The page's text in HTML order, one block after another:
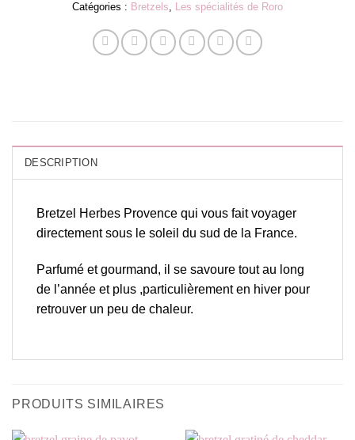
Catégories : Bretzels, Les spécialités de Roro
DESCRIPTION
Bretzel Herbes Provence qui vous fait voyager
directement sous le soleil du sud de la France.
Parfumé et gourmand, il se savoure tout au long
de l’année et plus ,particulièrement en hiver pour
retrouver un peu de chaleur.
PRODUITS SIMILAIRES